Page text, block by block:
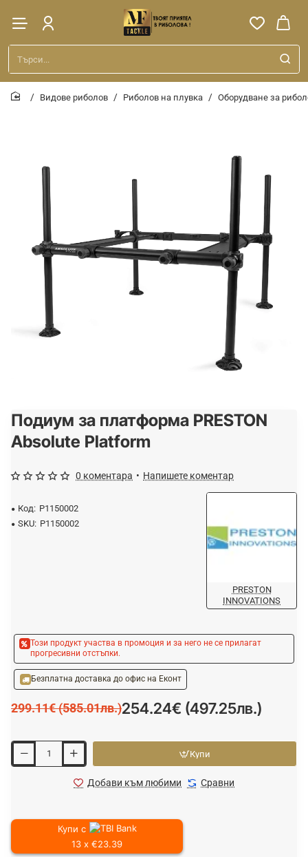
Търси...
Видове риболов Риболов на плувка Оборудване за
-15%
Подиум за платформа PRESTON
Absolute Platform
Код: P1150002
SKU: P1150002
PRESTON
INNOVATIONS
0 коментара • Напишете коментар
Този продукт участва в промоция и за него не се прилагат
прогресивни отстъпки.
Безплатна доставка до офис на Еконт
254.24€ (497.25лв.)
299.11€ (585.01лв.)
Купи
Добави към любими Сравни
Купи с
13 x €23.39